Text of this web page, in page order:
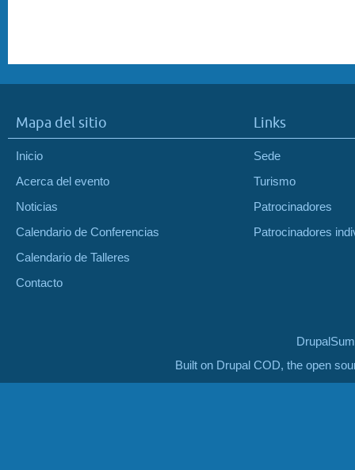
Mapa del sitio
Inicio
Acerca del evento
Noticias
Calendario de Conferencias
Calendario de Talleres
Contacto
Links
Sede
Turismo
Patrocinadores
Patrocinadores
Built on Drupal COD, the open